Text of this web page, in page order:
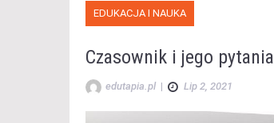
EDUKACJA I NAUKA
Czasownik i jego pytania
edutapia.pl | Lip 2, 2021